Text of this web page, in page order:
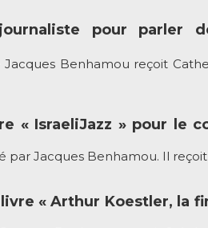
journaliste pour
Jacques Benhamou reçoit
« IsraeliJazz » pour le
par Jacques Benhamou. Il
« Arthur Koestler, la